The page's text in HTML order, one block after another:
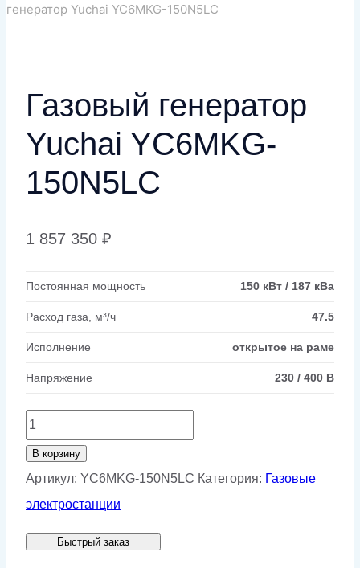
генератор Yuchai YC6MKG-150N5LC
Газовый генератор
Yuchai YC6MKG-
150N5LC
1 857 350 ₽
Постоянная мощность 150 кВт / 187 кВа
Расход газа, м³/ч 47.5
Исполнение открытое на раме
Напряжение 230 / 400 В
Количество
товара
Газовый
генератор
YC6MKG-
В корзину
Артикул: YC6MKG-150N5LC Категория: Газовые
электростанции
Быстрый заказ